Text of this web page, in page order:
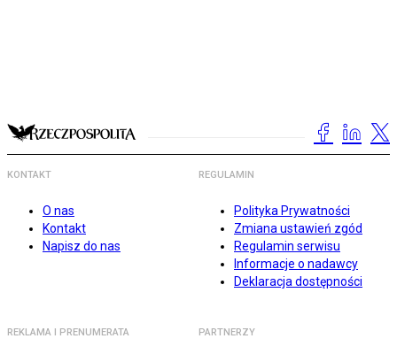
KONTAKT
O nas
Kontakt
Napisz do nas
REGULAMIN
Polityka Prywatności
Zmiana ustawień zgód
Regulamin serwisu
Informacje o nadawcy
Deklaracja dostępności
REKLAMA I PRENUMERATA PARTNERZY